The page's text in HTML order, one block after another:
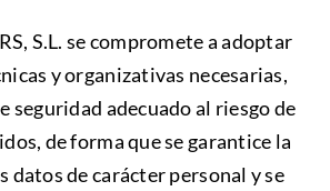
S.L. se compromete a adoptar
y organizativas necesarias,
seguridad adecuado al riesgo de
de forma que se garantice la
datos de carácter personal y se